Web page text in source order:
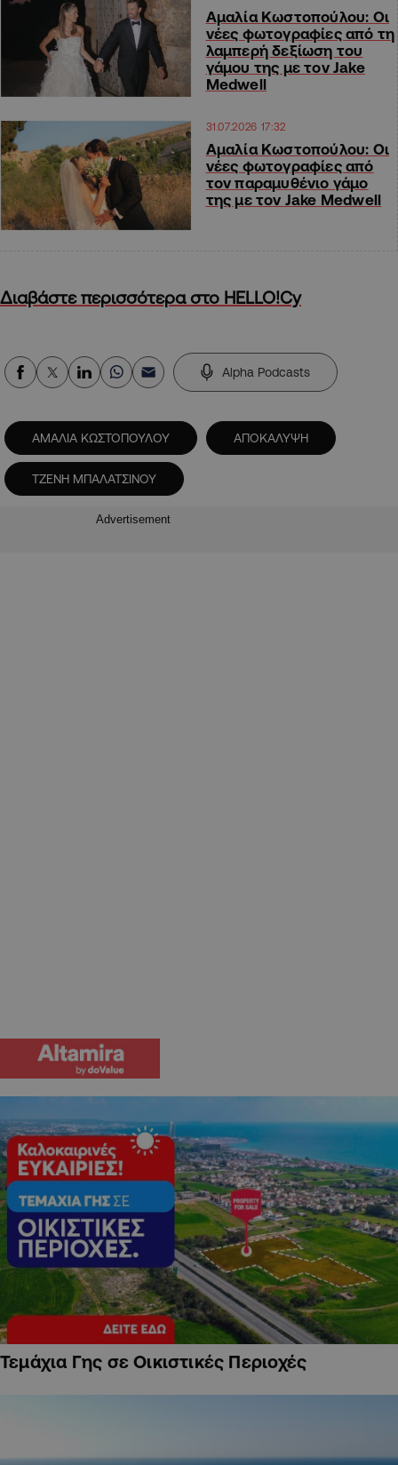
Αμαλία Κωστοπούλου: Οι
νέες φωτογραφίες από τη
λαμπερή δεξίωση του
γάμου της με τον Jake
Medwell
31.07.2026 17:32
Αμαλία Κωστοπούλου: Οι
νέες φωτογραφίες από
τον παραμυθένιο γάμο
της με τον Jake Medwell
Διαβάστε περισσότερα στο HELLO!Cy
Alpha Podcasts
ΑΜΑΛΙΑ ΚΩΣΤΟΠΟΥΛΟΥ ΑΠΟΚΑΛΥΨΗ
ΤΖΕΝΗ ΜΠΑΛΑΤΣΙΝΟΥ
Advertisement
Τεμάχια Γης σε Οικιστικές Περιοχές